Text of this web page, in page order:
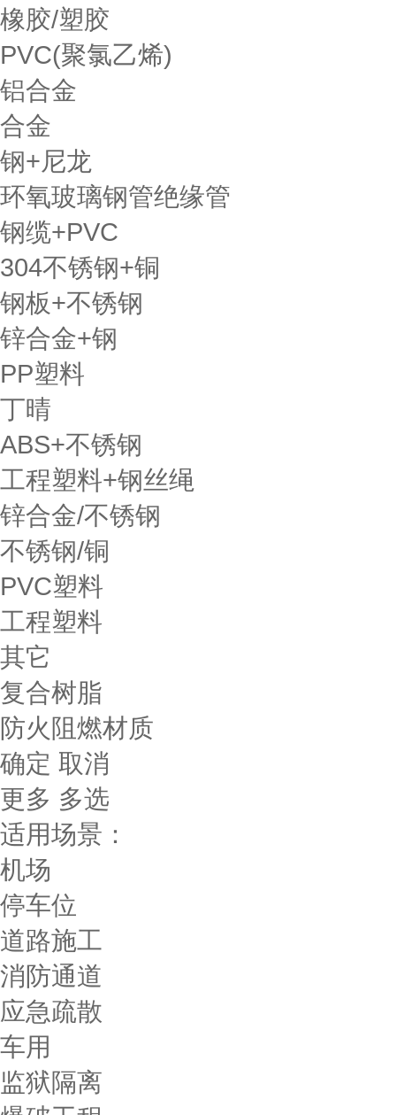
橡胶/塑胶
PVC(聚氯乙烯)
铝合金
合金
钢+尼龙
环氧玻璃钢管绝缘管
钢缆+PVC
304不锈钢+铜
钢板+不锈钢
锌合金+钢
PP塑料
丁晴
ABS+不锈钢
工程塑料+钢丝绳
锌合金/不锈钢
不锈钢/铜
PVC塑料
工程塑料
其它
复合树脂
防火阻燃材质
确定 取消
更多 多选
适用场景：
机场
停车位
道路施工
消防通道
应急疏散
车用
监狱隔离